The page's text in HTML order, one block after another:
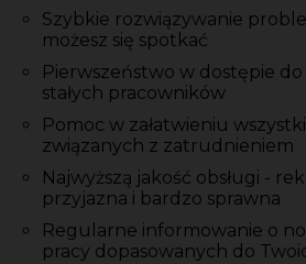
Szybkie rozwiązywanie
możesz się spotkać
Pierwszeństwo w dostępie
stałych pracowników
Pomoc w załatwieniu
związanych z zatrudnieniem
Najwyższą jakość obsługi -
przyjazna i bardzo sprawna
Regularne informowanie o
pracy dopasowanych do